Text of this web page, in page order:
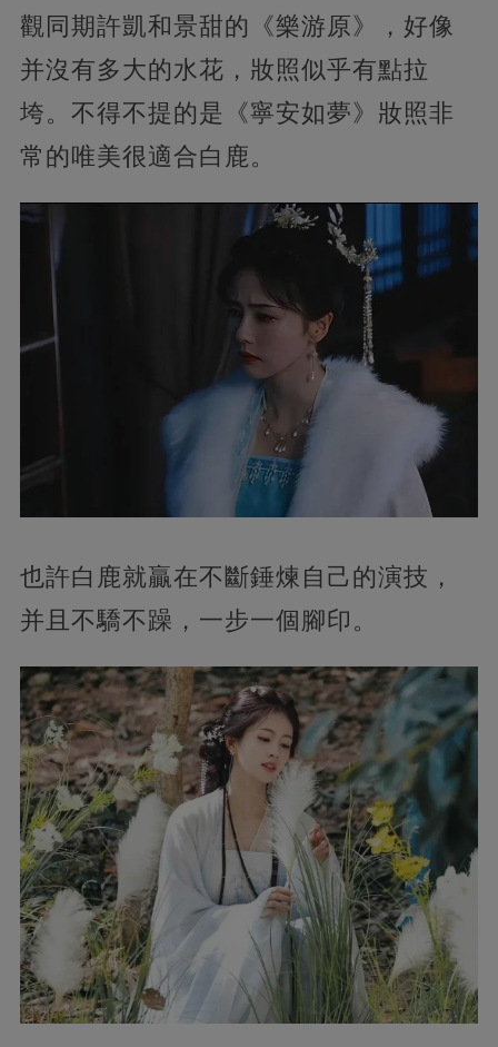
觀同期許凱和景甜的《樂游原》，好像
并沒有多大的水花，妝照似乎有點拉
垮。不得不提的是《寧安如夢》妝照非
常的唯美很適合白鹿。
也許白鹿就贏在不斷錘煉自己的演技，
并且不驕不躁，一步一個腳印。